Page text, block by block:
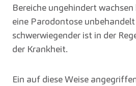
Bereiche ungehindert wachsen
eine Parodontose
schwerwiegender ist in der
der Krankheit.
Ein auf diese Weise